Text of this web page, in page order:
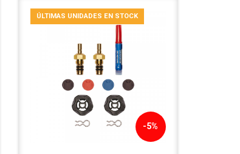
-5%
ÚLTIMAS UNIDADES EN STOCK